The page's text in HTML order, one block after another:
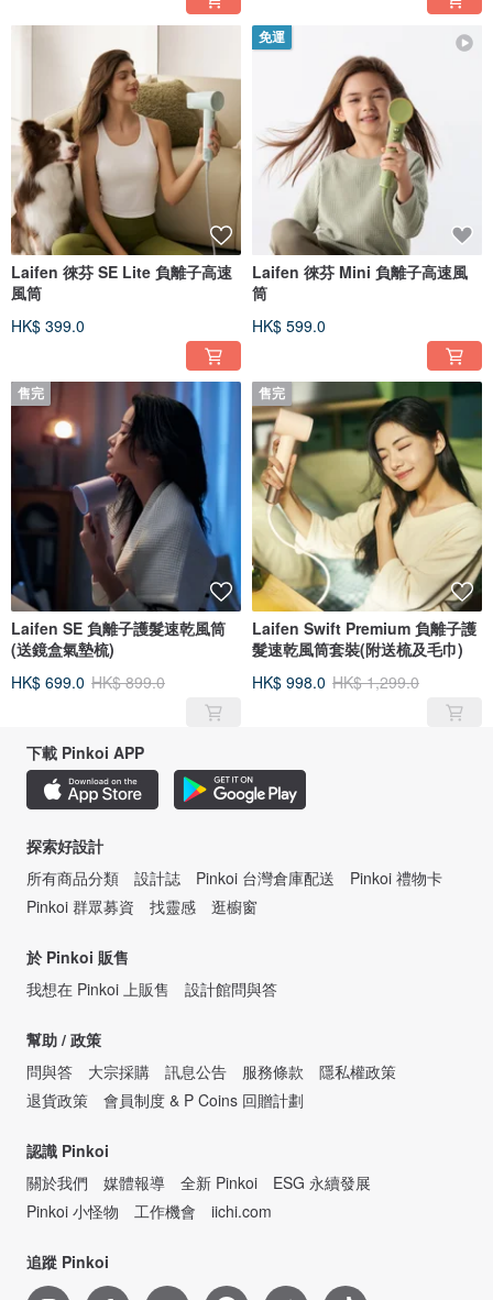
Laifen 徠芬 SE Lite 負離子高速
風筒
HK$ 399.0
免運
Laifen 徠芬 Mini 負離子高速風
筒
HK$ 599.0
售完
Laifen SE 負離子護髮速乾風筒
(送鏡盒氣墊梳)
HK$ 699.0 HK$ 899.0
售完
Laifen Swift Premium 負離子護
髮速乾風筒套裝(附送梳及毛巾)
HK$ 998.0 HK$ 1,299.0
下載 Pinkoi APP
探索好設計
所有商品分類
設計誌 Pinkoi 台灣倉庫配送
Pinkoi 禮物卡
Pinkoi 群眾募資
找靈感 逛櫥窗
於 Pinkoi 販售
我想在 Pinkoi 上販售
設計館問與答
幫助 / 政策
問與答
大宗採購 訊息公告 服務條款
隱私權政策
退貨政策
會員制度 & P Coins 回贈計劃
認識 Pinkoi
關於我們
媒體報導 全新 Pinkoi
ESG 永續發展
Pinkoi 小怪物
工作機會 iichi.com
追蹤 Pinkoi